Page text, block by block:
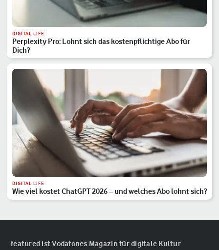
DIGITAL LIFE
Perplexity Pro: Lohnt sich das kostenpflichtige Abo für
Dich?
DIGITAL LIFE
Wie viel kostet ChatGPT 2026 – und welches Abo lohnt sich?
featured ist Vodafones Magazin für digitale Kultur